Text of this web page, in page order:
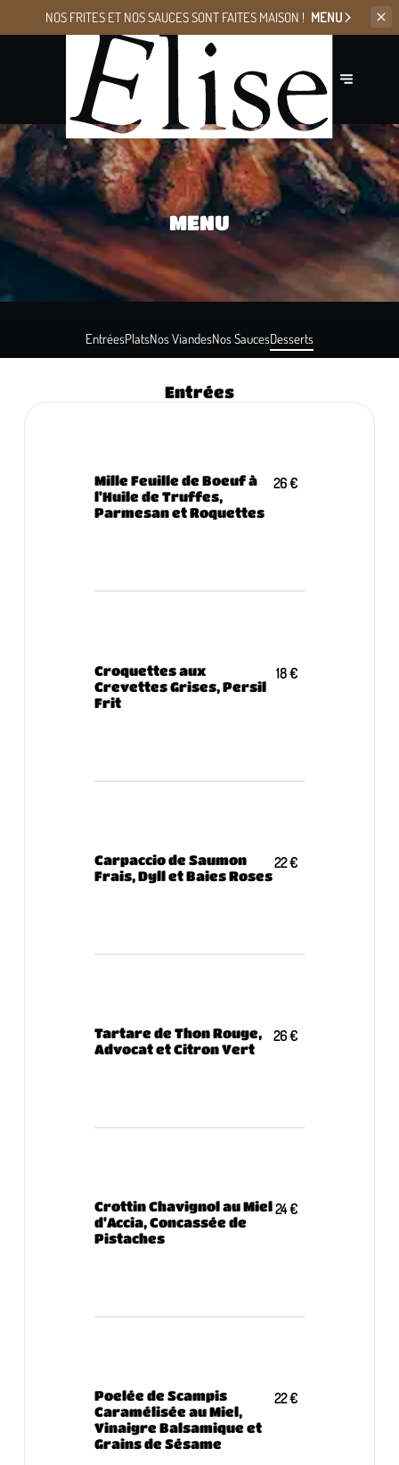
NOS FRITES ET NOS SAUCESSONT FAITES MAISON ! MENU
MENU
EntréesPlatsNos ViandesNos SaucesDesserts
Entrées
Mille Feuille de Boeuf à
l'Huile de Truffes,
Parmesan et Roquettes
26 €
Croquettes aux
Crevettes Grises, Persil
Frit
18 €
Carpaccio de Saumon
Frais, Dyll et Baies Roses
22 €
Tartare de Thon Rouge,
Advocat et Citron Vert
26 €
Crottin Chavignol au Miel
d'Accia, Concassée de
Pistaches
24 €
Poelée de Scampis
Caramélisée au Miel,
Vinaigre Balsamique et
Grains de Sésame
22 €